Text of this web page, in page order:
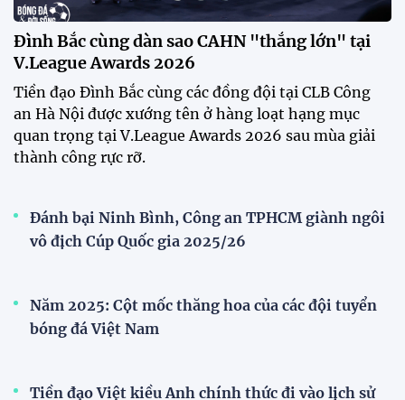
Festival bóng đá nữ trẻ 2026 lan tỏa đam mê tại
Đồng Tháp
Bóng đá Việt Nam nhận giải thưởng đặc biệt từ
AFC
Bóng đá nữ Việt Nam đón cú hích lớn trước mùa
giải 2026
Đội tuyển trẻ